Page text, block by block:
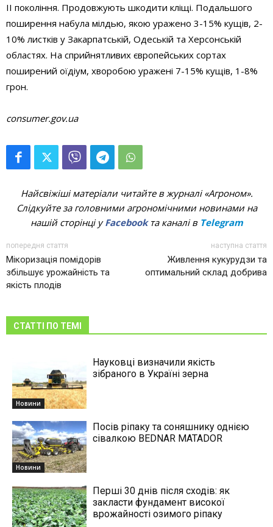
ІІ покоління. Продовжують шкодити кліщі. Подальшого
поширення набула мілдью, якою уражено 3-15% кущів, 2-
10% листків у Закарпатській, Одеській та Херсонській
областях. На сприйнятливих європейських сортах
поширений оїдіум, хворобою уражені 7-15% кущів, 1-8%
грон.
consumer.gov.ua
Найсвіжіші матеріали читайте в журналі «Агроном».
Слідкуйте за головними агрономічними новинами на
нашій сторінці уFacebookта каналі в Telegram
попередня стаття
Мікоризація помідорів
збільшує урожайність та
якість плодів
наступна стаття
Живлення кукурудзи та
оптимальний склад добрива
СТАТТІ ПО ТЕМІ
Новини
Науковці визначили якість
зібраного в Україні зерна
Новини
Посів ріпаку та соняшнику однією
сівалкою BEDNAR MATADOR
Перші 30 днів після сходів: як
закласти фундамент високої
врожайності озимого ріпаку